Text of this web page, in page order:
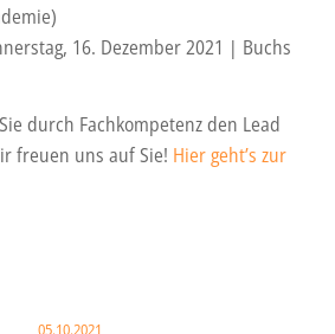
16. Dezember 2021 | Buchs
durch Fachkompetenz den Lead
freuen uns auf Sie! Hier geht’s zur
05.10.2021